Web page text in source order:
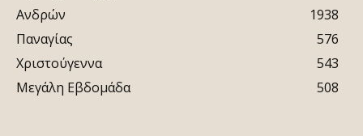
Ανδρών
1938
Παναγίας
576
Χριστούγεννα
543
Μεγάλη Εβδομάδα
508